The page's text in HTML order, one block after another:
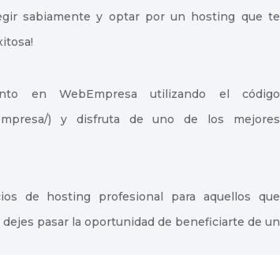
sabiamente y optar por un hosting que te
en WebEmpresa utilizando el código
) y disfruta de uno de los mejores
de hosting profesional para aquellos que
pasar la oportunidad de beneficiarte de un